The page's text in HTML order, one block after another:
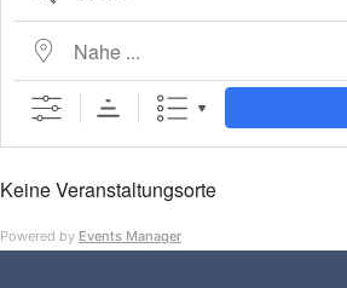
Nahe ...
Keine Veranstaltungsorte
Powered by Events Manager